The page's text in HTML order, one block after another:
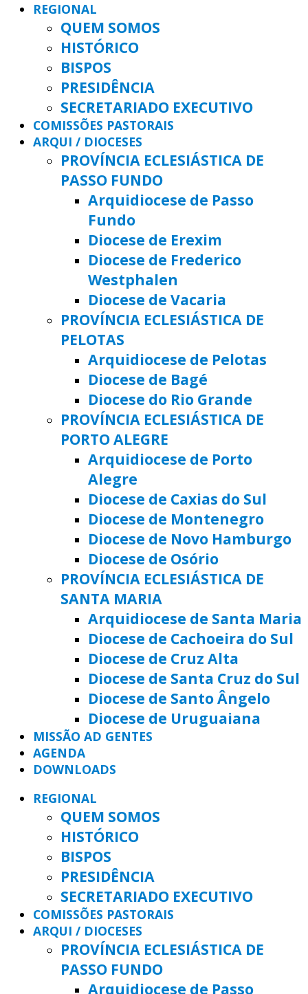
REGIONAL
QUEM SOMOS
HISTÓRICO
BISPOS
PRESIDÊNCIA
SECRETARIADO EXECUTIVO
COMISSÕES PASTORAIS
ARQUI / DIOCESES
PROVÍNCIA ECLESIÁSTICA DE
PASSO FUNDO
Arquidiocese de Passo
Fundo
Diocese de Erexim
Diocese de Frederico
Westphalen
Diocese de Vacaria
PROVÍNCIA ECLESIÁSTICA DE
PELOTAS
Arquidiocese de Pelotas
Diocese de Bagé
Diocese do Rio Grande
PROVÍNCIA ECLESIÁSTICA DE
PORTO ALEGRE
Arquidiocese de Porto
Alegre
Diocese de Caxias do Sul
Diocese de Montenegro
Diocese de Novo Hamburgo
Diocese de Osório
PROVÍNCIA ECLESIÁSTICA DE
SANTA MARIA
Arquidiocese de Santa Maria
Diocese de Cachoeira do Sul
Diocese de Cruz Alta
Diocese de Santa Cruz do Sul
Diocese de Santo Ângelo
Diocese de Uruguaiana
MISSÃO AD GENTES
AGENDA
DOWNLOADS
REGIONAL
QUEM SOMOS
HISTÓRICO
BISPOS
PRESIDÊNCIA
SECRETARIADO EXECUTIVO
COMISSÕES PASTORAIS
ARQUI / DIOCESES
PROVÍNCIA ECLESIÁSTICA DE
PASSO FUNDO
Arquidiocese de Passo